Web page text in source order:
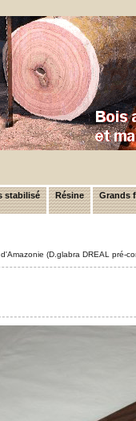
stabilisé Résine Grands
(D.glabra DREAL pré-